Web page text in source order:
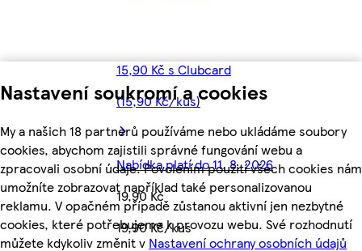
Nastavení soukromí a cookies
My a našich 18 partnerů používáme nebo ukládáme soubory
cookies, abychom zajistili správné fungování webu a
zpracovali osobní údaje. Povolením použití všech cookies nám
umožníte zobrazovat například také personalizovanou
reklamu. V opačném případě zůstanou aktivní jen nezbytné
cookies, které potřebujeme k provozu webu. Své rozhodnutí
můžete kdykoliv změnit v Nastavení ochrany osobních údajů
15,90 Kč s Clubcard
(15,90 Kč/kus)
Nabídka platí do 11. 8. 2026
19,90 Kč
19,90 Kč/kus